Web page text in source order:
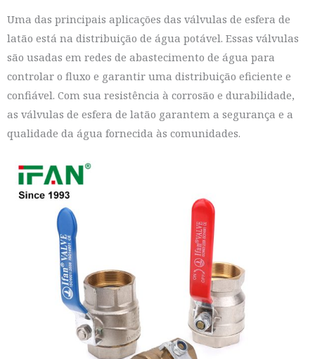
Uma das principais aplicações das válvulas de esfera de
latão está na distribuição de água potável. Essas válvulas
são usadas em redes de abastecimento de água para
controlar o fluxo e garantir uma distribuição eficiente e
confiável. Com sua resistência à corrosão e durabilidade,
as válvulas de esfera de latão garantem a segurança e a
qualidade da água fornecida às comunidades.